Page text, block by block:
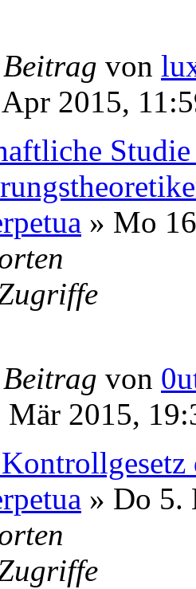
von
2015,
» Mo
von
2015,
» Do 5.